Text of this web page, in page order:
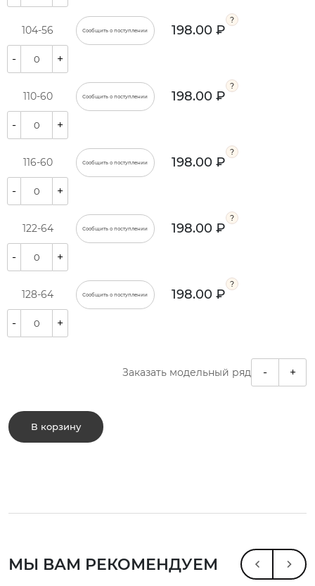
104-56 Сообщить о поступлении 198.00 ₽
- +
110-60 Сообщить о поступлении 198.00 ₽
- +
116-60 Сообщить о поступлении 198.00 ₽
- +
122-64 Сообщить о поступлении 198.00 ₽
- +
128-64 Сообщить о поступлении 198.00 ₽
- +
Заказать модельный ряд - +
В корзину
МЫ ВАМ РЕКОМЕНДУЕМ